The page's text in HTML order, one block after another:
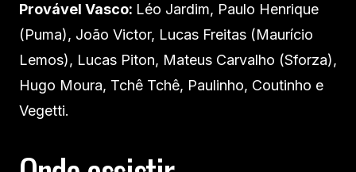
Provável Vasco: Léo Jardim, Paulo Henrique
(Puma), João Victor, Lucas Freitas (Maurício
Lemos), Lucas Piton, Mateus Carvalho (Sforza),
Hugo Moura, Tchê Tchê, Paulinho, Coutinho e
Vegetti.